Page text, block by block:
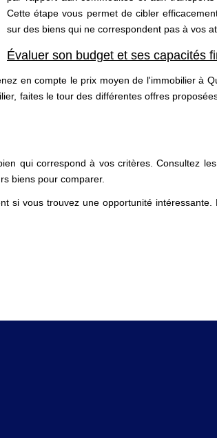
Cette étape vous permet de cibler
sur des biens qui ne correspondent pas à vos
Évaluer son budget et ses capacités
en compte le prix moyen de l'immobilier à
faites le tour des différentes offres
qui correspond à vos critères. Consultez
biens pour comparer.
vous trouvez une opportunité